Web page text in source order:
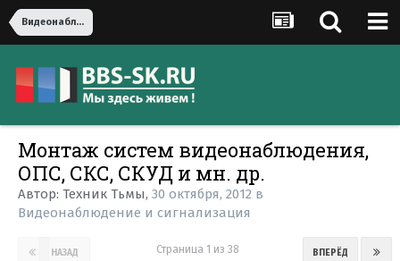
Видеонаблюдение и сигнализация
Монтаж систем видеонаблюдения,
ОПС, СКС, СКУД и мн. др.
Автор: Техник Тьмы, 30 октября, 2012 в
Видеонаблюдение и сигнализация
НАЗАД ВПЕРЁД
Страница 1 из 38